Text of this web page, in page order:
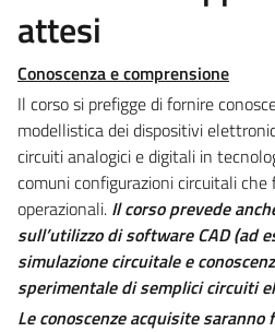
attesi
Conoscenza e comprensione
Il corso si prefigge di fornire
modellistica dei dispositivi
circuiti analogici e digitali in
comuni configurazioni circuitali
operazionali. Il corso prevede
sull’utilizzo di software CAD (ad
simulazione circuitale e
sperimentale di semplici circuiti
Le conoscenze acquisite